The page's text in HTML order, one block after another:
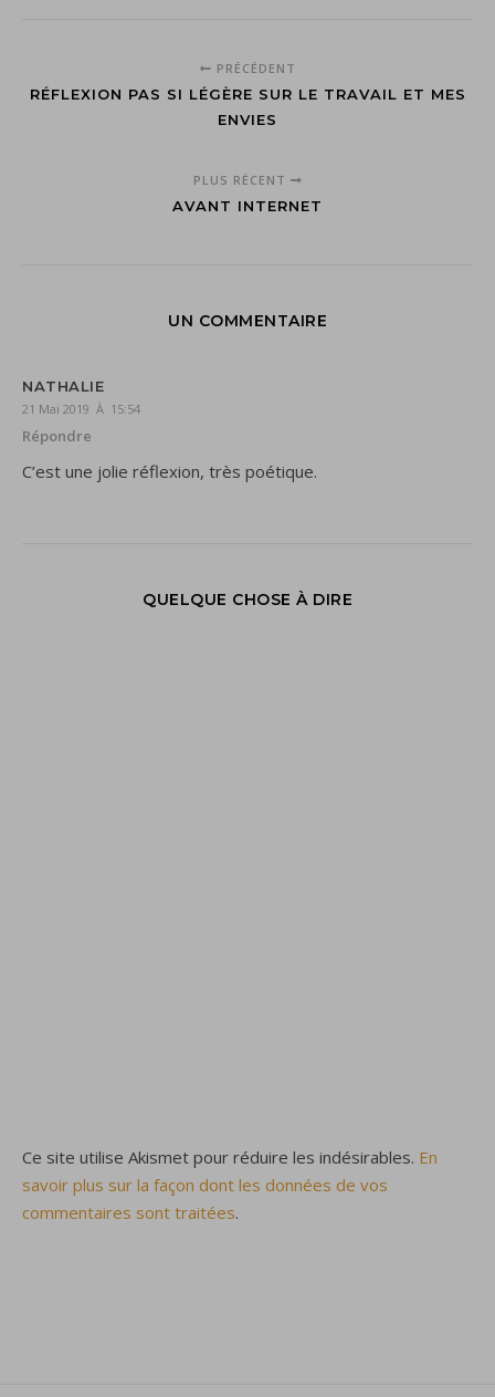
PRÉCÉDENT
RÉFLEXION PAS SI LÉGÈRE SUR LE TRAVAIL ET MES
ENVIES
PLUS RÉCENT
AVANT INTERNET
UN COMMENTAIRE
NATHALIE
21 Mai 2019 À 15:54
Répondre
C’est une jolie réflexion, très poétique.
QUELQUE CHOSE À DIRE
Ce site utilise Akismet pour réduire les indésirables. En
savoir plus sur la façon dont les données de vos
commentaires sont traitées.